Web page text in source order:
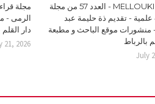
MELLOUKI Ismail - العدد 57 من مجلة
- تقديم ذة حليمة عبد
منشورات موقع الباحث و مطبعة
بالرباط
July
مجلة
الرمى -
دار القلم
21, 2026